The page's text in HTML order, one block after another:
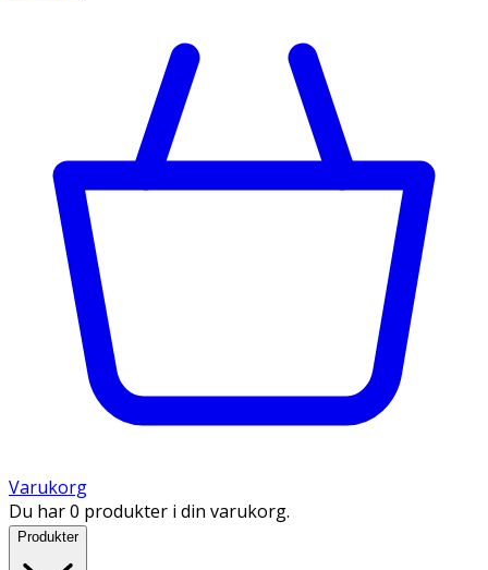
Varukorg
Du har 0 produkter i din varukorg.
Produkter